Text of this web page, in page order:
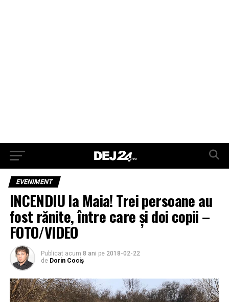
EVENIMENT
INCENDIU la Maia! Trei persoane au
fost rănite, între care și doi copii –
FOTO/VIDEO
Publicat acum 8 ani pe 2018-02-22
de Dorin Cociș